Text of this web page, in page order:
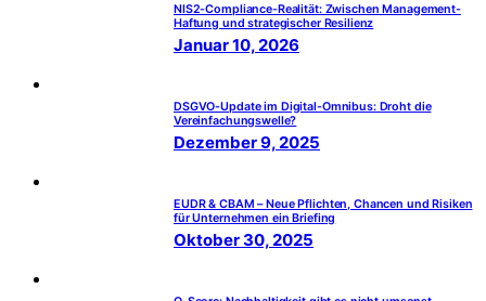
NIS2-Compliance-Realität: Zwischen Management-
Haftung und strategischer Resilienz
Januar 10, 2026
DSGVO-Update im Digital-Omnibus: Droht die
Vereinfachungswelle?
Dezember 9, 2025
EUDR & CBAM – Neue Pflichten, Chancen und Risiken
für Unternehmen ein Briefing
Oktober 30, 2025